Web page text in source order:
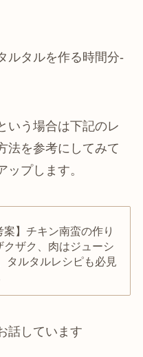
タルを作る時間分-
いう場合は下記のレ
法を参考にしてみて
ップします。
案】チキン南蛮の作り
クザク、肉はジューシ
タルタルレシピも必見
話しています